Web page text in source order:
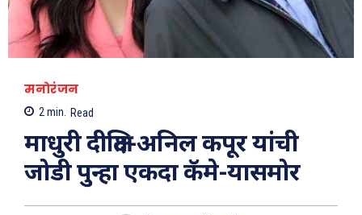
मनोरंजन
2min. Read
माधुरी दीक्षित-अनिल कपूर यांची
जोडी पुन्हा एकदा कॅमे-यासमोर